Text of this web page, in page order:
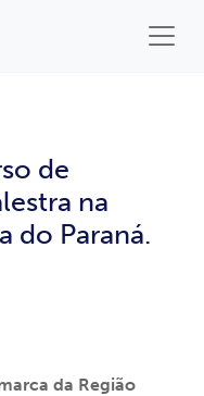
de
na
do Paraná.
da Região